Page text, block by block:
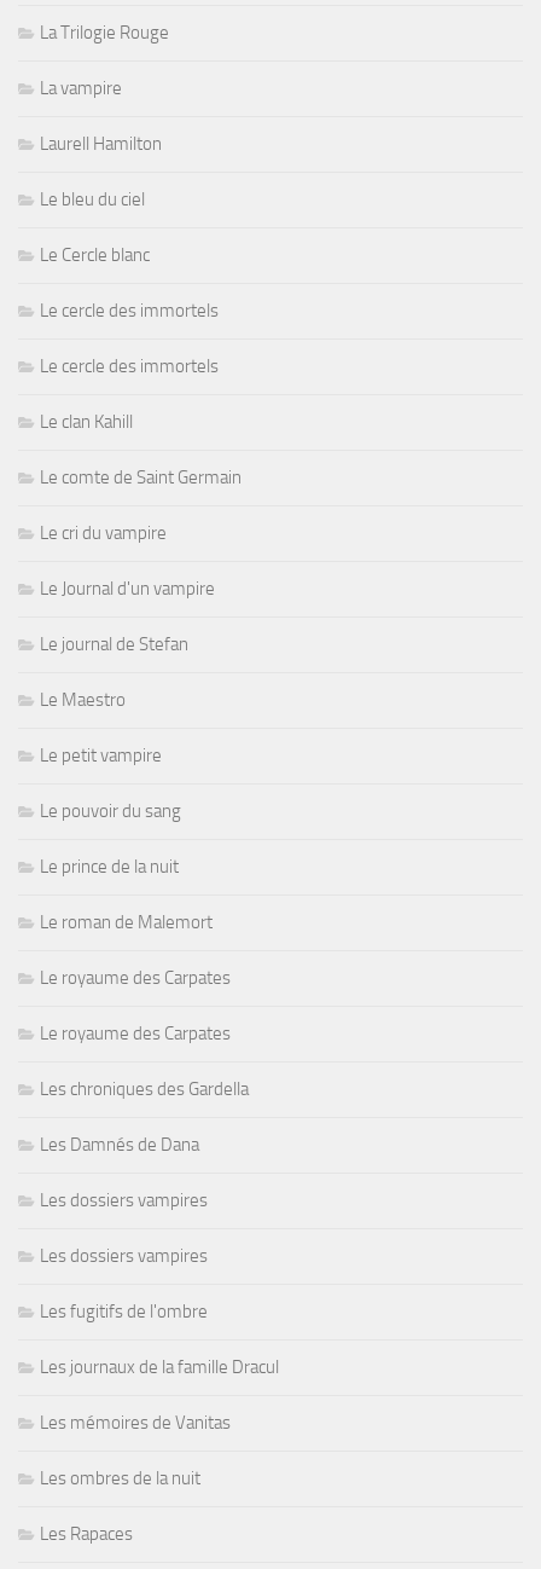
La Trilogie Rouge
La vampire
Laurell Hamilton
Le bleu du ciel
Le Cercle blanc
Le cercle des immortels
Le cercle des immortels
Le clan Kahill
Le comte de Saint Germain
Le cri du vampire
Le Journal d'un vampire
Le journal de Stefan
Le Maestro
Le petit vampire
Le pouvoir du sang
Le prince de la nuit
Le roman de Malemort
Le royaume des Carpates
Le royaume des Carpates
Les chroniques des Gardella
Les Damnés de Dana
Les dossiers vampires
Les dossiers vampires
Les fugitifs de l'ombre
Les journaux de la famille Dracul
Les mémoires de Vanitas
Les ombres de la nuit
Les Rapaces